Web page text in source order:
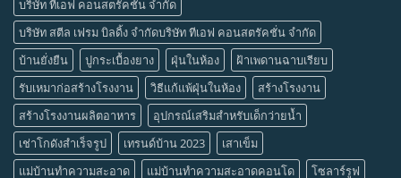
บริษัท ทีเอฟ คอนสตรัคชั่น จำกัด
บริษัท สตีล เฟรม บิลดิ้ง จำกัดบริษัท ทีเอฟ คอนสตรัคชั่น จำกัด
บ้านยั่งยืน
ปูกระเบื้องยาง ฝุ่นในห้อง
ฝ้าเพดานฉาบเรียบ
รับเหมาก่อสร้างโรงงาน
วิธีแก้แพ้ฝุ่นในห้อง
สร้างโรงงาน
สร้างโรงงานผลิตอาหาร
อุปกรณ์เสริมสำหรับเด็กว่ายน้ำ
เช่าโกดังสำเร็จรูป
เทรนด์บ้าน 2023
เสาเข็ม
แม่บ้านทำความสะอาด
แม่บ้านทำความสะอาดคอนโด โซลาร์รูฟ